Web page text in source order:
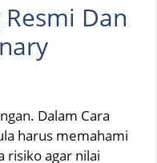
Dan
Dalam Cara
harus memahami
risiko agar nilai